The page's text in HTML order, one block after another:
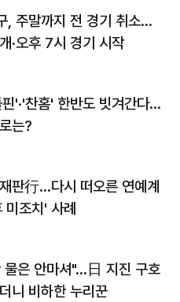
, 주말까지 전 경기 취소…
·오후 7시 경기 시작
'·'찬홈' 한반도 빗겨간다…
는?
판行…다시 떠오른 연예계
미조치' 사례
물은 안마셔"…日 지진 구호
니 비하한 누리꾼